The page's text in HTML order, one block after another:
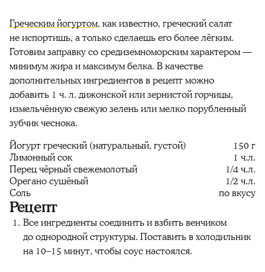
Греческим йогуртом, как известно, греческий салат
не испортишь, а только сделаешь его более лёгким.
Готовим заправку со средиземноморским характером —
минимум жира и максимум белка. В качестве
дополнительных ингредиентов в рецепт можно
добавить 1 ч. л. дижонской или зернистой горчицы,
измельчённую свежую зелень или мелко порубленный
зубчик чеснока.
Йогурт греческий (натуральный, густой)
150 г
Лимонный сок
1 ч.л.
Перец чёрный свежемолотый
1/4 ч.л.
Орегано сушёный
1/2 ч.л.
Соль
по вкусу
Рецепт
Все ингредиенты соединить и взбить венчиком
до однородной структуры. Поставить в холодильник
на 10–15 минут, чтобы соус настоялся.